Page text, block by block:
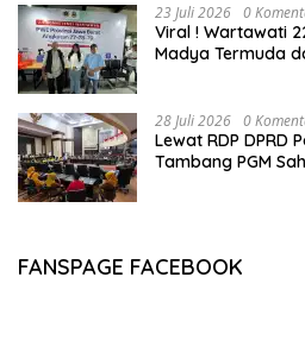
23 Juli 2026 0
Viral ! Wartawati
Madya Termuda
28 Juli 2026 0
Lewat RDP DPRD
Tambang PGM
FANSPAGE FACEBOOK